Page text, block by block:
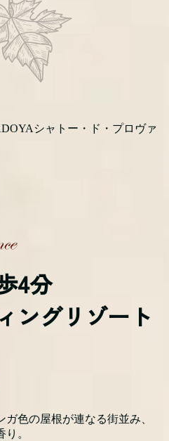
シャトー・ド・プロヴァ
4分
ングリゾート
色の屋根が連なる街並み、
。